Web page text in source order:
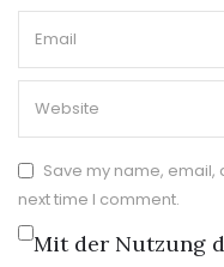
Save my name,
next time I comment.
Mit der Nutzung